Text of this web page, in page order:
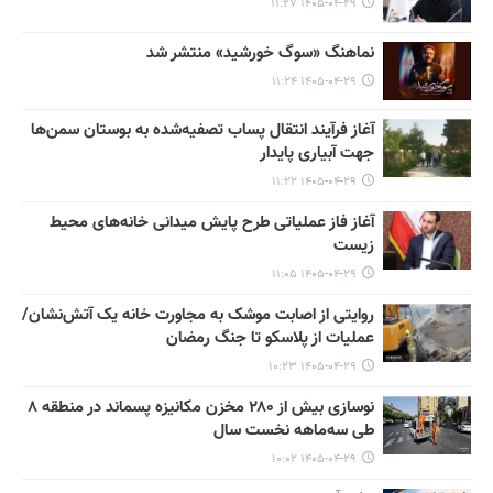
۱۴۰۵-۰۴-۲۹ ۱۱:۲۷
نماهنگ «سوگ خورشید» منتشر شد
۱۴۰۵-۰۴-۲۹ ۱۱:۲۴
آغاز فرآیند انتقال پساب تصفیه‌شده به بوستان سمن‌ها
جهت آبیاری پایدار
۱۴۰۵-۰۴-۲۹ ۱۱:۲۲
آغاز فاز عملیاتی طرح پایش میدانی خانه‌های محیط
زیست
۱۴۰۵-۰۴-۲۹ ۱۱:۰۵
روایتی از اصابت موشک به مجاورت خانه یک آتش‌نشان/
عملیات از پلاسکو تا جنگ رمضان
۱۴۰۵-۰۴-۲۹ ۱۰:۲۳
نوسازی بیش از ۲۸۰ مخزن مکانیزه پسماند در منطقه ۸
طی سه‌ماهه نخست سال
۱۴۰۵-۰۴-۲۹ ۱۰:۰۲